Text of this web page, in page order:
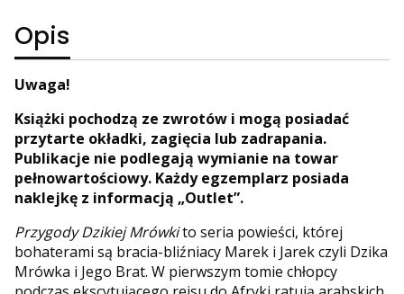
Opis
Uwaga!
Książki pochodzą ze zwrotów i mogą posiadać
przytarte okładki, zagięcia lub zadrapania.
Publikacje nie podlegają wymianie na towar
pełnowartościowy. Każdy egzemplarz posiada
naklejkę z informacją „Outlet”.
Przygody Dzikiej Mrówkito seria powieści, której
bohaterami są bracia-bliźniacy Marek i Jarek czyli Dzika
Mrówka i Jego Brat. W pierwszym tomie chłopcy